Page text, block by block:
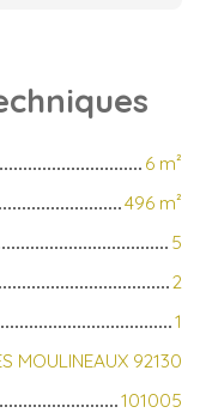
6 m²
496 m²
5
2
1
MOULINEAUX 92130
101005